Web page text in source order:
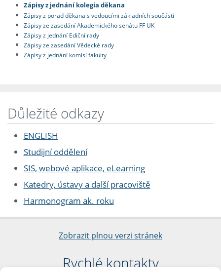
Zápisy z jednání kolegia děkana
Zápisy z porad děkana s vedoucími základních součástí
Zápisy ze zasedání Akademického senátu FF UK
Zápisy z jednání Ediční rady
Zápisy ze zasedání Vědecké rady
Zápisy z jednání komisí fakulty
Důležité odkazy
ENGLISH
Studijní oddělení
SIS, webové aplikace, eLearning
Katedry, ústavy a další pracoviště
Harmonogram ak. roku
Zobrazit plnou verzi stránek
Rychlé kontakty